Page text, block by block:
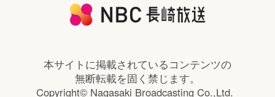
本サイトに掲載されているコンテンツの
無断転載を固く禁じます。
Copyright© Nagasaki Broadcasting Co.,Ltd.